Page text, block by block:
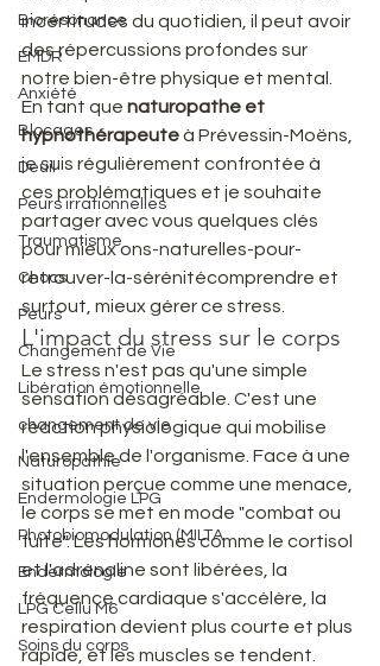
Biorésonance
EMDR
Anxiété
Blocages
Deuil
Peurs irrationnelles
Traumatisme
Chocs
Peurs
Changement de Vie
Libération émotionnelle
changement de vie
Naturopathie
Endermologie LPG
Photobiomodulation (MILTA
Endermologie
LPG Cellu M6
Soins du corps
incertitudes du quotidien, il peut avoir
des répercussions profondes sur
notre bien-être physique et mental.
En tant que naturopathe et
hypnothérapeute à Prévessin-Moëns,
je suis régulièrement confrontée à
ces problématiques et je souhaite
partager avec vous quelques clés
pour mieux ons-naturelles-pour-
retrouver-la-sérénitécomprendre et
surtout, mieux gérer ce stress.
L'impact du stress sur le corps
Le stress n'est pas qu'une simple
sensation désagréable. C'est une
réaction physiologique qui mobilise
l'ensemble de l'organisme. Face à une
situation perçue comme une menace,
le corps se met en mode "combat ou
fuite". Les hormones comme le cortisol
et l'adrénaline sont libérées, la
fréquence cardiaque s'accélère, la
respiration devient plus courte et plus
rapide, et les muscles se tendent.